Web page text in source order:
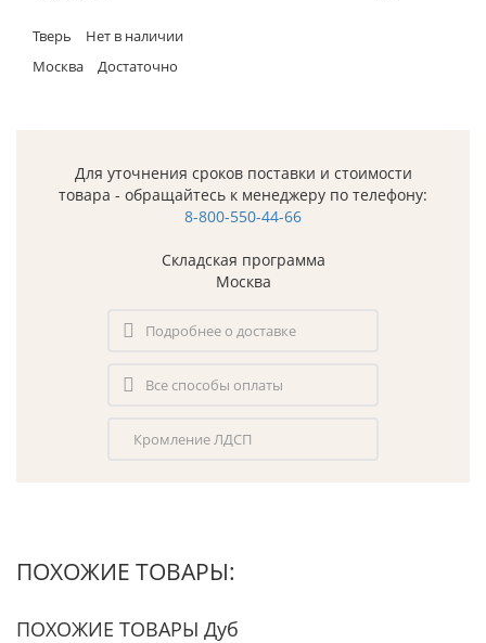
Тверь
Нет в наличии
Москва
Достаточно
Для уточнения сроков поставки и стоимости
товара - обращайтесь к менеджеру по телефону:
8-800-550-44-66
Складская программа
Москва
Подробнее о доставке
Все способы оплаты
Кромление ЛДСП
ПОХОЖИЕ ТОВАРЫ:
ПОХОЖИЕ ТОВАРЫ Дуб